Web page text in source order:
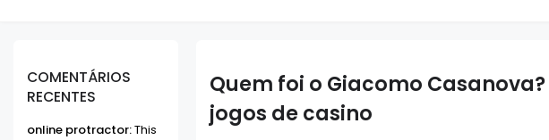
COMENTÁRIOS
RECENTES
online protractor:This
Quem foi o Giacomo
jogos de casino